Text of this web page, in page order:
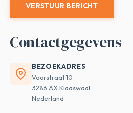
VERSTUUR BERICHT
Contactgegevens
BEZOEKADRES
Voorstraat 10
3286 AX Klaaswaal
Nederland